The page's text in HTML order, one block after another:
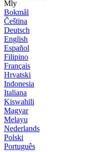
Mly
Bokmål
Čeština
Deutsch
English
Español
Filipino
Français
Hrvatski
Indonesia
Italiana
Kiswahili
Magyar
Melayu
Nederlands
Polski
Português